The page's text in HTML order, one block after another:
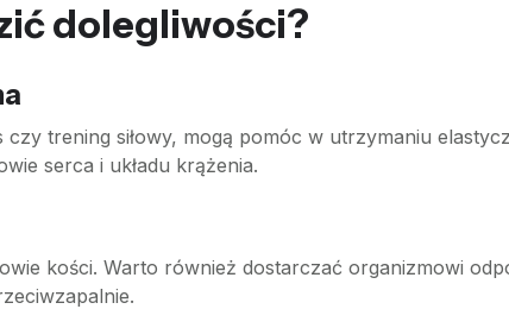
dolegliwości?
trening siłowy, mogą pomóc w utrzymaniu
serca i układu krążenia.
kości. Warto również dostarczać organizmowi